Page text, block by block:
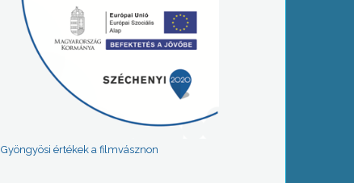
Gyöngyösi értékek a filmvásznon